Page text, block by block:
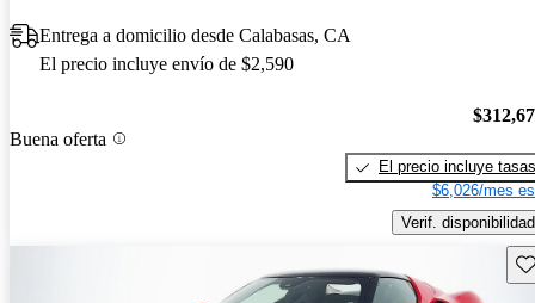
Entrega a domicilio desde Calabasas, CA
El precio incluye envío de $2,590
Buena oferta
El precio incluye tasas
$6,026/mes
Verif. disponibilidad